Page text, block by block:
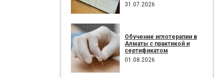
31.07.2026
Обучение иглотерапии в
Алматы с практикой и
сертификатом
01.08.2026